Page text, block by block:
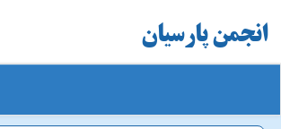
انجمن پارسیان